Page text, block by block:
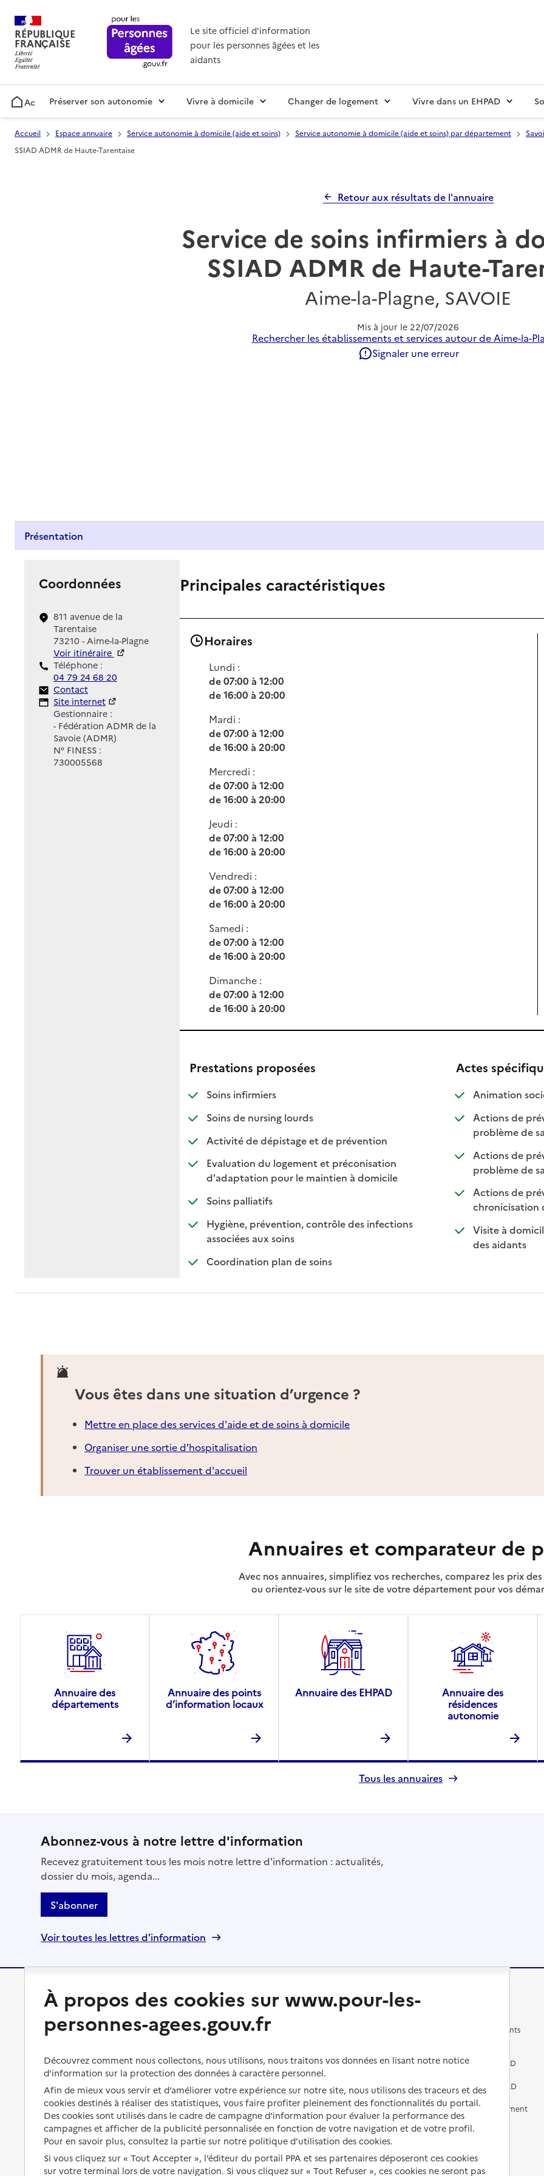
RÉPUBLIQUE
FRANÇAISE
Le site officiel d'information
pour les personnes âgées et les
aidants
AccueilPréserver son autonomie Vivre à domicile Changer de logement Vivre dans un EHPAD
Accueil Espace annuaire Service autonomie à domicile (aide et soins) Service autonomie à domicile (aide et soins) par département
SSIAD ADMR de Haute-Tarentaise
Retour aux résultats de l'annuaire
Service de soins infirmiers à
SSIAD ADMR de Haute-
Aime-la-Plagne, SAVOIE
Mis à jour le 22/07/2026
Rechercher les établissements et services autour de Aime-la-
Signaler une erreur
Présentation
Coordonnées
811 avenue de la
Tarentaise
73210 - Aime-la-Plagne
Voir itinéraire
Téléphone :
04 79 24 68 20
Contact
Contact
Site Internet
Site internet
Gestionnaire :
- Fédération ADMR de la
Savoie (ADMR)
N° FINESS :
730005568
Principales caractéristiques
Horaires
Lundi :
de 07:00 à 12:00
de 16:00 à 20:00
Mardi :
de 07:00 à 12:00
de 16:00 à 20:00
Mercredi :
de 07:00 à 12:00
de 16:00 à 20:00
Jeudi :
de 07:00 à 12:00
de 16:00 à 20:00
Vendredi :
de 07:00 à 12:00
de 16:00 à 20:00
Samedi :
de 07:00 à 12:00
de 16:00 à 20:00
Dimanche :
de 07:00 à 12:00
de 16:00 à 20:00
Prestations proposées
Soins infirmiers: disponible
: non disponible
Soins de nursing lourds: disponible
: non disponible
Activité de dépistage et de prévention: disponible
: non disponible
Evaluation du logement et préconisation
d'adaptation pour le maintien à domicile: disponible
: non disponible
Soins palliatifs: disponible
: non disponible
Hygiène, prévention, contrôle des infections
associées aux soins: disponible
: non disponible
Coordination plan de soins: disponible
: non disponible
Actes
Animation
Actions de
problème de
Actions de
problème de
Actions de
chronicisation
Visite à
des aidants
:
: non
Vous êtes dans une situation d’urgence ?
Mettre en place des services d'aide et de soins à domicile
Organiser une sortie d'hospitalisation
Trouver un établissement d'accueil
Annuaires et comparateur de
Avec nos annuaires, simplifiez vos recherches, comparez les prix des
ou orientez-vous sur le site de votre département pour vos
Annuaire des
départements
Annuaire des points
d’information locaux
Annuaire des EHPAD
Annuaire des
résidences
autonomie
Tous les annuaires
Abonnez-vous à notre lettre d'information
Recevez gratuitement tous les mois notre lettre d'information : actualités,
dossier du mois, agenda...
S'abonner
Voir toutes les lettres d'information
Préserver son autonomie
Perte d'autonomie : évaluation
Aménager son logement et
s'équiper
Préserver son autonomie et sa
santé
Organiser à l'avance sa propre
protection
Les mesures de protection
Vivre à domicile
Bénéficier d'aide à domicile
Aides financières
Solutions d'accueil temporaire
Partager son logement
Vivre à domicile avec une
maladie ou un handicap
services pour seniors
Vivre chez un proche
Vivre en accueil familial
Autres solutions de logement
Les différents établissements
Préparer l'entrée en EHPAD
Aides financières en EHPAD
Prévention, accompagnement
et soins
À propos des cookies sur www.pour-les-
personnes-agees.gouv.fr
Découvrez comment nous collectons, nous utilisons, nous traitons vos données en lisant notre notice
d’information sur la protection des données à caractère personnel.
Afin de mieux vous servir et d’améliorer votre expérience sur notre site, nous utilisons des traceurs et des
cookies destinés à réaliser des statistiques, vous faire profiter pleinement des fonctionnalités du portail.
Des cookies sont utilisés dans le cadre de campagne d’information pour évaluer la performance des
campagnes et afficher de la publicité personnalisée en fonction de votre navigation et de votre profil.
Pour en savoir plus, consultez la partie sur notre politique d'utilisation des cookies.
Si vous cliquez sur « Tout Accepter », l’éditeur du portail PPA et ses partenaires déposeront ces cookies
sur votre terminal lors de votre navigation. Si vous cliquez sur « Tout Refuser », ces cookies ne seront pas